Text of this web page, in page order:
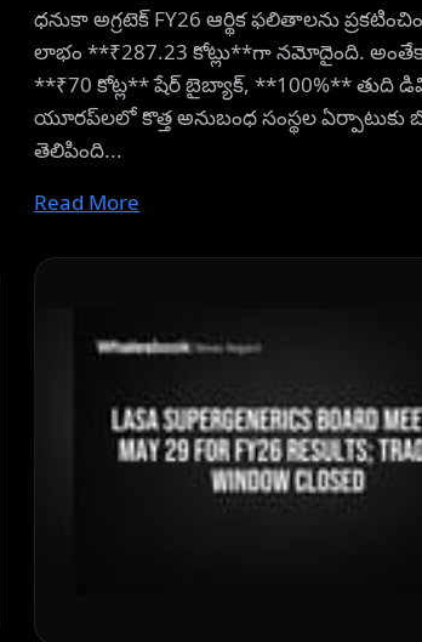
ధనుకా అగ్రటెక్ FY26 ఆర్థిక ఫలితాలను
లాభం **₹287.23 కోట్లు**గా నమోదైంది.
**₹70 కోట్ల** షేర్ బైబ్యాక్, **100%** తుది
యూరప్‌లలో కొత్త అనుబంధ సంస్థల ఏర్పాటుకు
తెలిపింది...
Read More